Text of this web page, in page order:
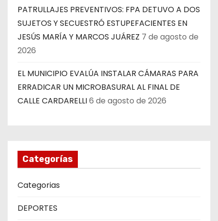
PATRULLAJES PREVENTIVOS: FPA DETUVO A DOS
SUJETOS Y SECUESTRÓ ESTUPEFACIENTES EN
JESÚS MARÍA Y MARCOS JUÁREZ 7 de agosto de
2026
EL MUNICIPIO EVALÚA INSTALAR CÁMARAS PARA
ERRADICAR UN MICROBASURAL AL FINAL DE
CALLE CARDARELLI6 de agosto de 2026
Categorías
Categorias
DEPORTES